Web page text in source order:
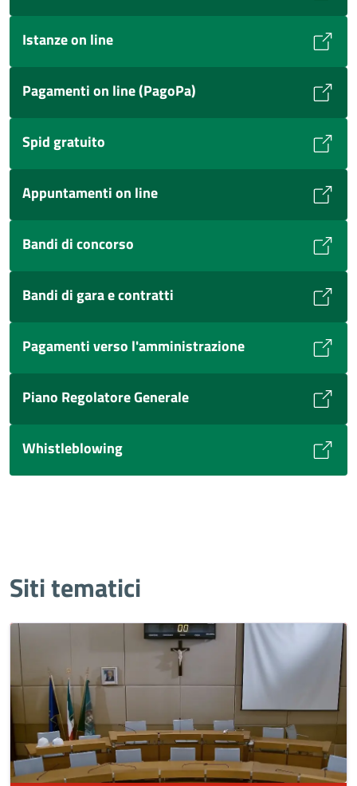
Istanze on line
Pagamenti on line (PagoPa)
Spid gratuito
Appuntamenti on line
Bandi di concorso
Bandi di gara e contratti
Pagamenti verso l'amministrazione
Piano Regolatore Generale
Whistleblowing
Siti tematici